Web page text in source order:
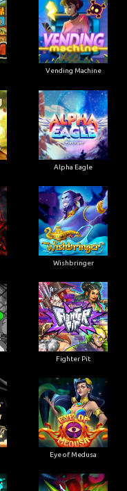
Vending Machine
Alpha Eagle
Wishbringer
Fighter Pit
Eye of Medusa